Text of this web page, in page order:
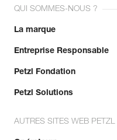
QUI SOMMES-NOUS ?
La marque
Entreprise Responsable
Petzl Fondation
Petzl Solutions
AUTRES SITES WEB PETZL